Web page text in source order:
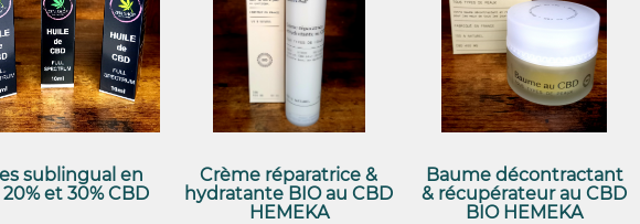
sublingual en
20% et 30% CBD
Crème réparatrice &
hydratante BIO au CBD
HEMEKA
Baume décontractant
& récupérateur au CBD
BIO HEMEKA